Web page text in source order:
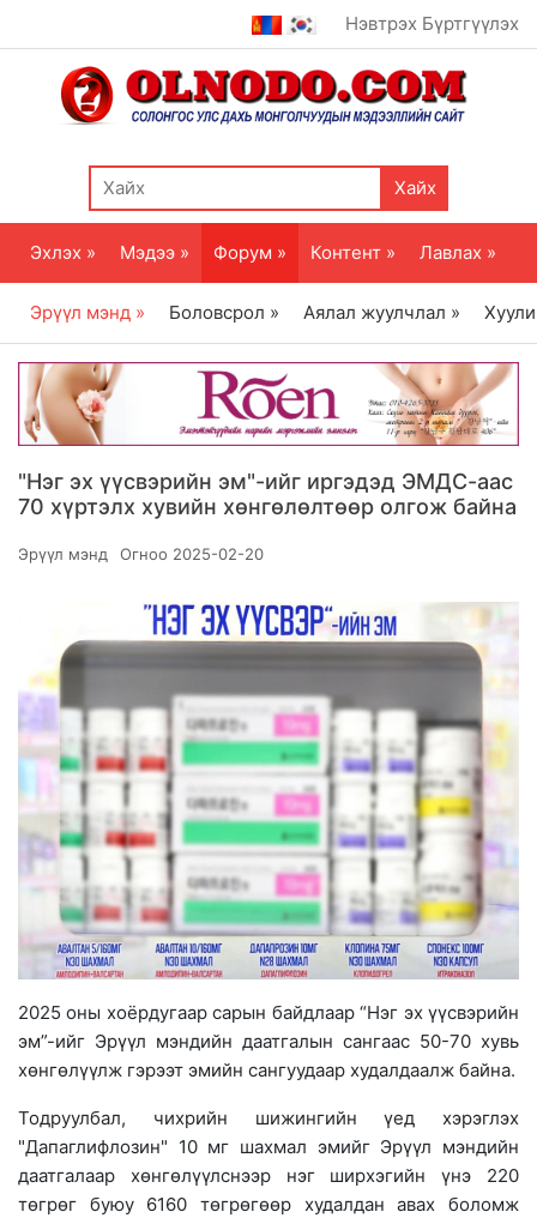
Нэвтрэх Бүртгүүлэх
Хайх
Эхлэх » Мэдээ » Форум » Контент » Лавлах »
Эрүүл мэнд » Боловсрол » Аялал жуулчлал »
"Нэг эх үүсвэрийн эм"-ийг иргэдэд ЭМДС-аас
70 хүртэлх хувийн хөнгөлөлтөөр олгож байна
Эрүүл мэнд Огноо 2025-02-20
2025 оны хоёрдугаар сарын байдлаар “Нэг эх үүсвэрийн
эм”-ийг Эрүүл мэндийн даатгалын сангаас 50-70 хувь
хөнгөлүүлж гэрээт эмийн сангуудаар худалдаалж байна.
Тодруулбал, чихрийн шижингийн үед хэрэглэх
"Дапаглифлозин" 10 мг шахмал эмийг Эрүүл мэндийн
даатгалаар хөнгөлүүлснээр нэг ширхэгийн үнэ 220
төгрөг буюу 6160 төгрөгөөр худалдан авах боломж